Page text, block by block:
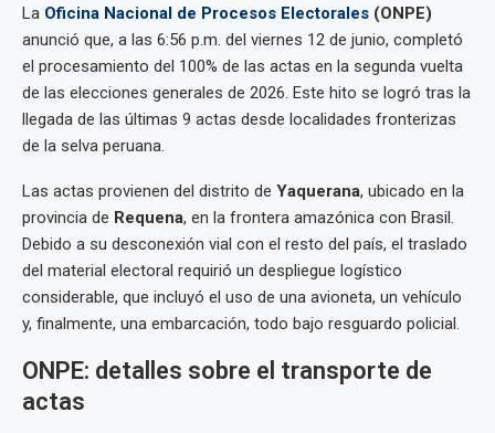
La Oficina Nacional de Procesos Electorales (ONPE)
anunció que, a las 6:56 p.m. del viernes 12 de junio, completó
el procesamiento del 100% de las actas en la segunda vuelta
de las elecciones generales de 2026. Este hito se logró tras la
llegada de las últimas 9 actas desde localidades fronterizas
de la selva peruana.
Las actas provienen del distrito de Yaquerana, ubicado en la
provincia de Requena, en la frontera amazónica con Brasil.
Debido a su desconexión vial con el resto del país, el traslado
del material electoral requirió un despliegue logístico
considerable, que incluyó el uso de una avioneta, un vehículo
y, finalmente, una embarcación, todo bajo resguardo policial.
ONPE: detalles sobre el transporte de
actas